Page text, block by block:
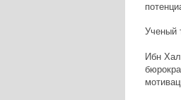
Ученый
Ибн